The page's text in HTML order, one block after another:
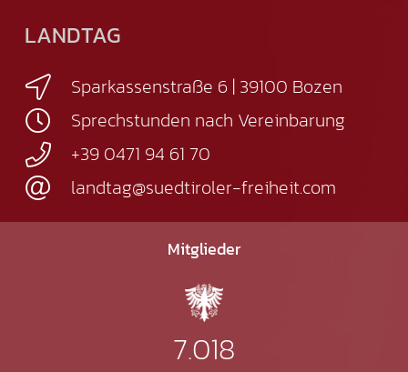
LANDTAG
Sparkassenstraße 6 | 39100 Bozen
Sprechstunden nach Vereinbarung
+39 0471 94 61 70
landtag@suedtiroler-freiheit.com
Mitglieder
7.018